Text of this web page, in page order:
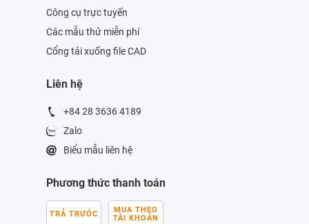
Công cụ trực tuyến
Các mẫu thử miễn phí
Cổng tải xuống file CAD
Liên hệ
+84 28 3636 4189
Zalo
Biểu mẫu liên hệ
Phương thức thanh toán
TRẢ TRƯỚC
MUA THEO
TÀI KHOẢN